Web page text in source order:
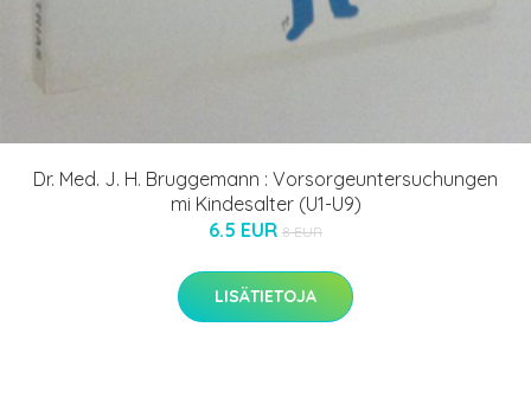
Dr. Med. J. H. Bruggemann : Vorsorgeuntersuchungen
mi Kindesalter (U1-U9)
6.5 EUR 8 EUR
LISÄTIETOJA